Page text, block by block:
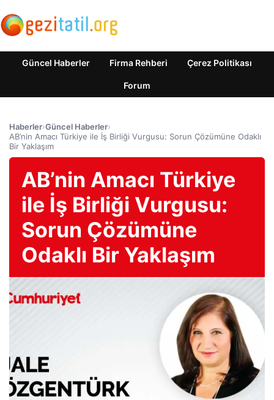
Güncel Haberler Firma Rehberi Çerez Politikası
Forum
Haberler›Güncel Haberler›
AB’nin Amacı Türkiye ile İş Birliği Vurgusu: Sorun Çözümüne Odaklı
Bir Yaklaşım
AB’nin Amacı Türkiye
ile İş Birliği Vurgusu:
Sorun Çözümüne
Odaklı Bir Yaklaşım